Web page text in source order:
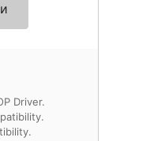
Driver.